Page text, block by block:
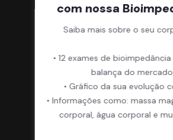
com nossa
Saiba mais sobre o seu
• 12 exames de
balança do
• Gráfico da sua evolução
• Informações como: massa
corporal, água corporal e